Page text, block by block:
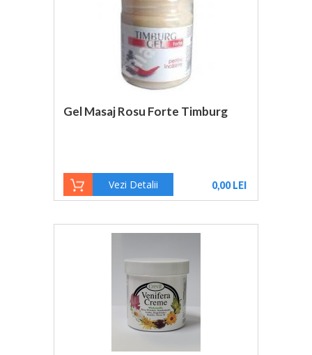
Gel Masaj Rosu Forte Timburg
Vezi Detalii 0,00 LEI